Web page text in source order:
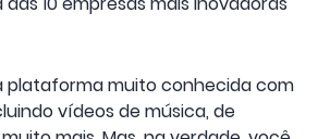
plataforma muito conhecida com
vídeos de música, de